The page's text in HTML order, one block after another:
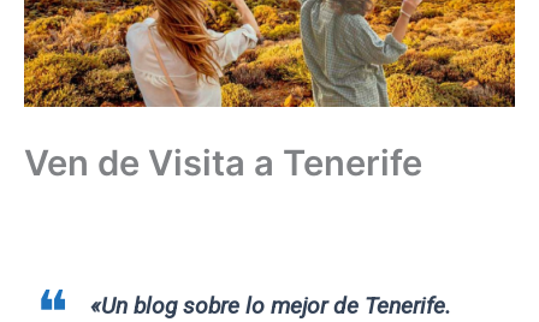
Ven de Visita a Tenerife
«Un blog sobre lo mejor de Tenerife.